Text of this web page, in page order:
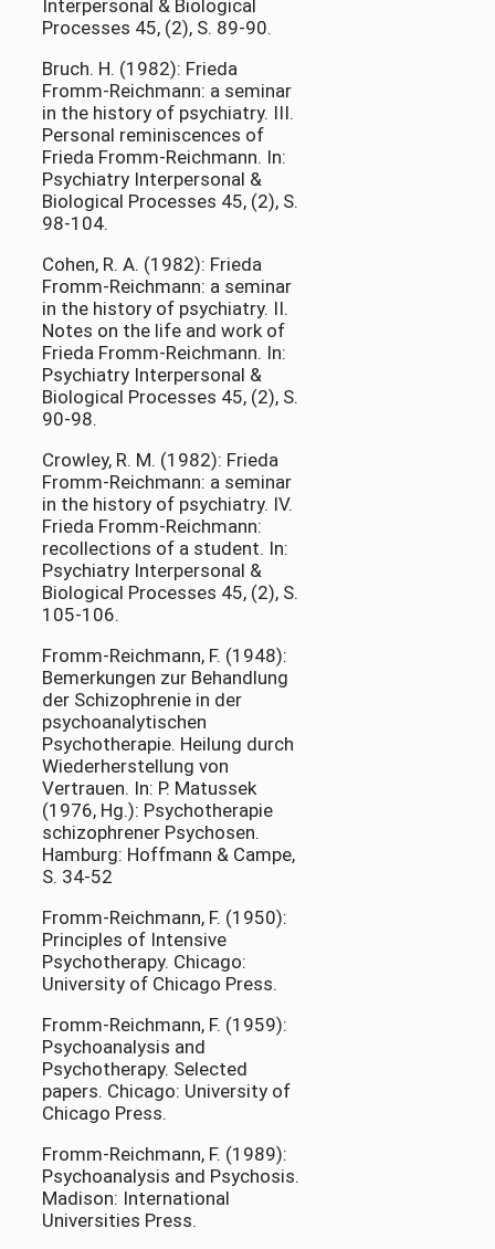
Interpersonal & Biological
Processes 45, (2), S. 89-90.
Bruch. H. (1982): Frieda
Fromm-Reichmann: a seminar
in the history of psychiatry. III.
Personal reminiscences of
Frieda Fromm-Reichmann. In:
Psychiatry Interpersonal &
Biological Processes 45, (2), S.
98-104.
Cohen, R. A. (1982): Frieda
Fromm-Reichmann: a seminar
in the history of psychiatry. II.
Notes on the life and work of
Frieda Fromm-Reichmann. In:
Psychiatry Interpersonal &
Biological Processes 45, (2), S.
90-98.
Crowley, R. M. (1982): Frieda
Fromm-Reichmann: a seminar
in the history of psychiatry. IV.
Frieda Fromm-Reichmann:
recollections of a student. In:
Psychiatry Interpersonal &
Biological Processes 45, (2), S.
105-106.
Fromm-Reichmann, F. (1948):
Bemerkungen zur Behandlung
der Schizophrenie in der
psychoanalytischen
Psychotherapie. Heilung durch
Wiederherstellung von
Vertrauen. In: P. Matussek
(1976, Hg.): Psychotherapie
schizophrener Psychosen.
Hamburg: Hoffmann & Campe,
S. 34-52
Fromm-Reichmann, F. (1950):
Principles of Intensive
Psychotherapy. Chicago:
University of Chicago Press.
Fromm-Reichmann, F. (1959):
Psychoanalysis and
Psychotherapy. Selected
papers. Chicago: University of
Chicago Press.
Fromm-Reichmann, F. (1989):
Psychoanalysis and Psychosis.
Madison: International
Universities Press.